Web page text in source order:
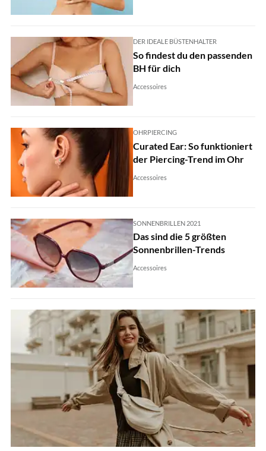
DER IDEALE BÜSTENHALTER
So findest du den passenden
BH für dich
Accessoires
OHRPIERCING
Curated Ear: So funktioniert
der Piercing-Trend im Ohr
Accessoires
SONNENBRILLEN 2021
Das sind die 5 größten
Sonnenbrillen-Trends
Accessoires